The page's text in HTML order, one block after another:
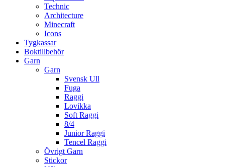
Technic
Architecture
Minecraft
Icons
Tygkassar
Boktillbehör
Garn
Garn
Svensk Ull
Fuga
Raggi
Lovikka
Soft Raggi
8/4
Junior Raggi
Tencel Raggi
Övrigt Garn
Stickor